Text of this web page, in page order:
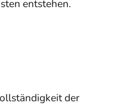
entstehen.
der